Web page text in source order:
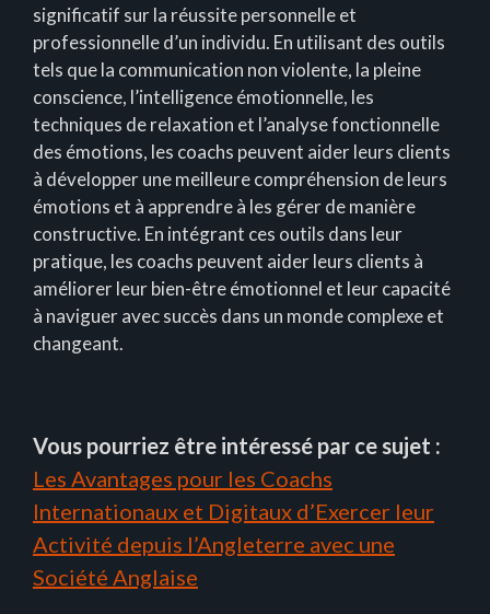
significatif sur la réussite personnelle et
professionnelle d’un individu. En utilisant des outils
tels que la communication non violente, la pleine
conscience, l’intelligence émotionnelle, les
techniques de relaxation et l’analyse fonctionnelle
des émotions, les coachs peuvent aider leurs clients
à développer une meilleure compréhension de leurs
émotions et à apprendre à les gérer de manière
constructive. En intégrant ces outils dans leur
pratique, les coachs peuvent aider leurs clients à
améliorer leur bien-être émotionnel et leur capacité
à naviguer avec succès dans un monde complexe et
changeant.
Vous pourriez être intéressé par ce sujet :
Les Avantages pour les Coachs
Internationaux et Digitaux d’Exercer leur
Activité depuis l’Angleterre avec une
Société Anglaise